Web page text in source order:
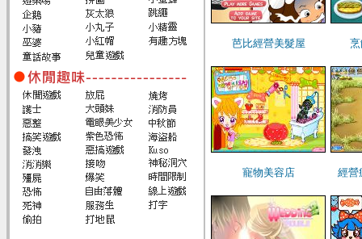
芭比經營美髮屋
寵物美容店 經營